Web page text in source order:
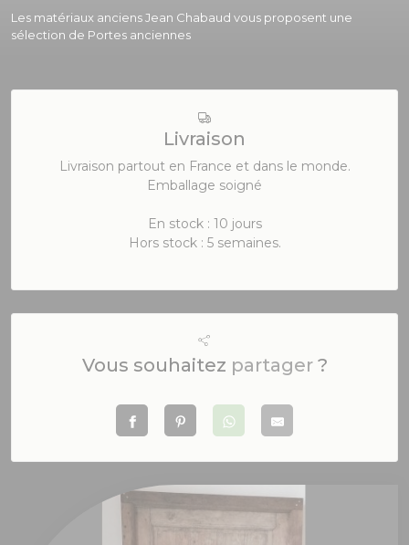
Les matériaux anciens Jean Chabaud vous proposent une
sélection de Portes anciennes
Livraison
Livraison partout en France et dans le monde.
Emballage soigné
En stock : 10 jours
Hors stock : 5 semaines.
Vous souhaitez partager?